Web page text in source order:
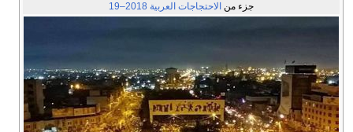
جزء من الاحتجاجات العربية 2018–19